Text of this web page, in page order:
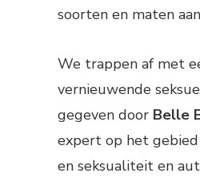
soorten en maten
We trappen af met
vernieuwende
gegeven door Belle
expert op het
en seksualiteit en